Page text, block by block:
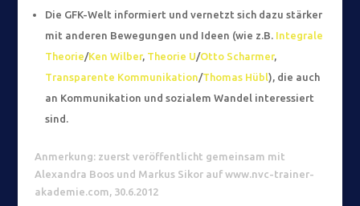
Die GFK-Welt informiert und vernetzt sich dazu stärker
mit anderen Bewegungen und Ideen (wie z.B. Integrale
Theorie/Ken Wilber, Theorie U/Otto Scharmer,
Transparente Kommunikation/Thomas Hübl), die auch
an Kommunikation und sozialem Wandel interessiert
sind.
Anmerkung: zuerst veröffentlicht gemeinsam mit
Alexandra Boos und Markus Sikor auf www.nvc-trainer-
akademie.com, 30.6.2012